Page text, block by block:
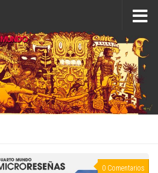
0 Comentarios